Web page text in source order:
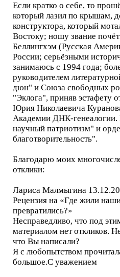
Если кратко о себе, то
который лазил по крышам,
конструктора, который
Востоку; ношу звание
Беллингхэм (Русская
России; серьёзными
занимаюсь с 1994 года;
руководителем
дюн" и Союза свободных
"Эклога", приняв эстафету
Юрия Николаевича
Академии ДНК-
научный патриотизм" и
благотворительность".
Благодарю моих
отклики:
Лариса Малмыгина
Рецензия на «Где жили
превратились?»
Несправедливо, что под
материалом нет откликов.
что Вы написали?
Я с любопытством
большое.С уважением